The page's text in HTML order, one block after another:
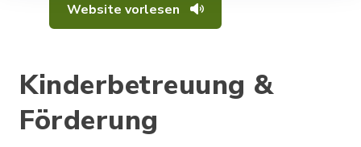
Website vorlesen
Kinderbetreuung &
Förderung